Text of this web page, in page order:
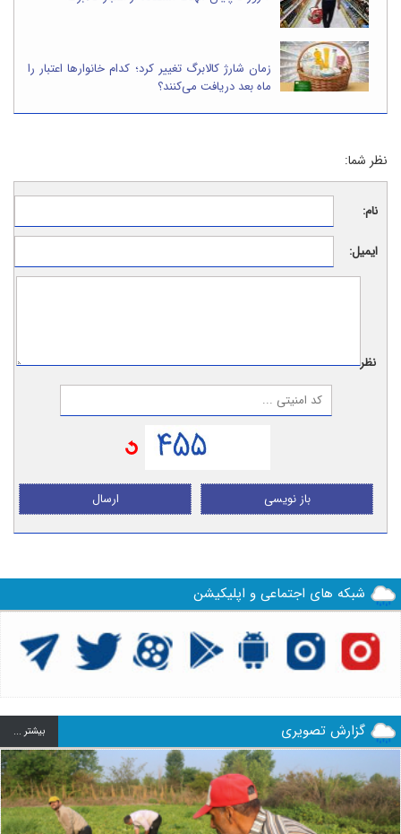
زمان شارژ کالابرگ تغییر کرد؛ کدام خانوارها اعتبار را
ماه بعد دریافت می‌کنند؟
نظر شما:
نام:
ایمیل:
نظر:
ارسال باز نویسی
شبکه های اجتماعی و اپلیکیشن
گزارش تصویری بيشتر ...